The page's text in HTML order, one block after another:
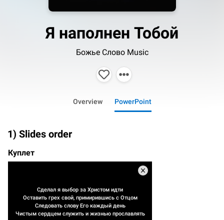
Я наполнен Тобой
Божье Слово Music
Overview PowerPoint
1) Slides order
Куплет
Сделал я выбор за Христом идти
Оставить грех свой, примирившись с Отцом
Следовать слову Его каждый день
Чистым сердцем служить и жизнью прославлять